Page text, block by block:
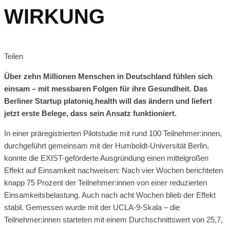
WIRKUNG
Teilen
Über zehn Millionen Menschen in Deutschland fühlen sich
einsam – mit messbaren Folgen für ihre Gesundheit. Das
Berliner Startup platoniq.health will das ändern und liefert
jetzt erste Belege, dass sein Ansatz funktioniert.
In einer präregistrierten Pilotstudie mit rund 100 Teilnehmer:innen,
durchgeführt gemeinsam mit der Humboldt-Universität Berlin,
konnte die EXIST-geförderte Ausgründung einen mittelgroßen
Effekt auf Einsamkeit nachweisen: Nach vier Wochen berichteten
knapp 75 Prozent der Teilnehmer:innen von einer reduzierten
Einsamkeitsbelastung. Auch nach acht Wochen blieb der Effekt
stabil. Gemessen wurde mit der UCLA-9-Skala – die
Teilnehmer:innen starteten mit einem Durchschnittswert von 25,7,